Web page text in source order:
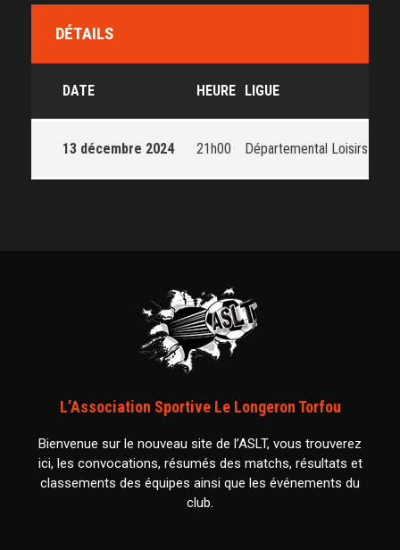
DÉTAILS
DATE HEURE LIGUE
13 décembre 2024 21h00 Départemental Loisirs
L’Association Sportive Le Longeron Torfou
Bienvenue sur le nouveau site de l’ASLT, vous trouverez
ici, les convocations, résumés des matchs, résultats et
classements des équipes ainsi que les événements du
club.